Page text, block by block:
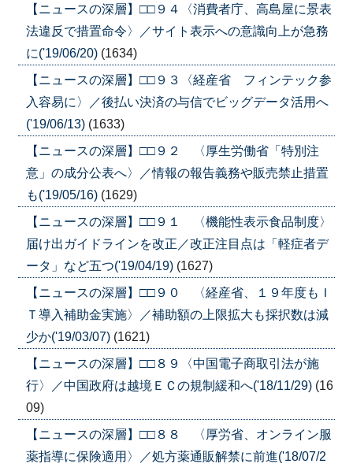
【ニュースの深層】□□９４〈消費者庁、高島屋に景表
法違反で措置命令〉／サイト表示への意識向上が急務
に('19/06/20) (1634)
【ニュースの深層】□□９３〈経産省 フィンテック参
入容易に〉／後払い決済の与信でビッグデータ活用へ
('19/06/13) (1633)
【ニュースの深層】□□９２ 〈厚生労働省「特別注
意」の成分公表へ〉／情報の報告義務や販売禁止措置
も('19/05/16) (1629)
【ニュースの深層】□□９１ 〈機能性表示食品制度〉
届け出ガイドラインを改正／改正注目点は「軽症者デ
ータ」など五つ('19/04/19) (1627)
【ニュースの深層】□□９０ 〈経産省、１９年度もＩ
Ｔ導入補助金実施〉／補助額の上限拡大も採択数は減
少か('19/03/07) (1621)
【ニュースの深層】□□８９〈中国電子商取引法が施
行〉／中国政府は越境ＥＣの規制緩和へ('18/11/29) (16
09)
【ニュースの深層】□□８８ 〈厚労省、オンライン服
薬指導に保険適用〉／処方薬通販解禁に前進('18/07/2